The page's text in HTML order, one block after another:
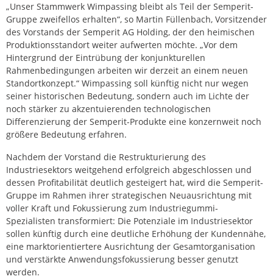
„Unser Stammwerk Wimpassing bleibt als Teil der Semperit-
Gruppe zweifellos erhalten“, so Martin Füllenbach, Vorsitzender
des Vorstands der Semperit AG Holding, der den heimischen
Produktionsstandort weiter aufwerten möchte. „Vor dem
Hintergrund der Eintrübung der konjunkturellen
Rahmenbedingungen arbeiten wir derzeit an einem neuen
Standortkonzept.“ Wimpassing soll künftig nicht nur wegen
seiner historischen Bedeutung, sondern auch im Lichte der
noch stärker zu akzentuierenden technologischen
Differenzierung der Semperit-Produkte eine konzernweit noch
größere Bedeutung erfahren.
Nachdem der Vorstand die Restrukturierung des
Industriesektors weitgehend erfolgreich abgeschlossen und
dessen Profitabilität deutlich gesteigert hat, wird die Semperit-
Gruppe im Rahmen ihrer strategischen Neuausrichtung mit
voller Kraft und Fokussierung zum Industriegummi-
Spezialisten transformiert: Die Potenziale im Industriesektor
sollen künftig durch eine deutliche Erhöhung der Kundennähe,
eine marktorientiertere Ausrichtung der Gesamtorganisation
und verstärkte Anwendungsfokussierung besser genutzt
werden.